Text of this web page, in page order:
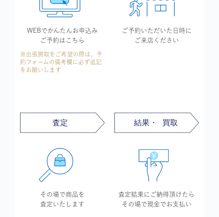
WEBでかんたんお申込み
ご予約はこちら
※出張買取をご希望の際は、予
約フォームの備考欄に必ず追記
をお願いします
ご予約いただいた 日時に
ご来店ください
その場で商品を
査定いたします
査定結果に ご納得頂けたら
その場で現金で お支払い